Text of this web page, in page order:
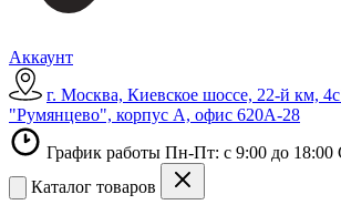
Аккаунт
г. Москва, Киевское шоссе, 22-й км,
"Румянцево", корпус А, офис 620А-28
График работы Пн-Пт: с 9:00 до
Каталог товаров